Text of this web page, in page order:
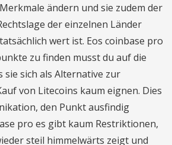
ändern und sie zudem der
der einzelnen Länder
wert ist. Eos coinbase pro
zu finden musst du auf die
sie sich als Alternative zur
von Litecoins kaum eignen. Dies
den Punkt ausfindig
pro es gibt kaum Restriktionen,
steil himmelwärts zeigt und